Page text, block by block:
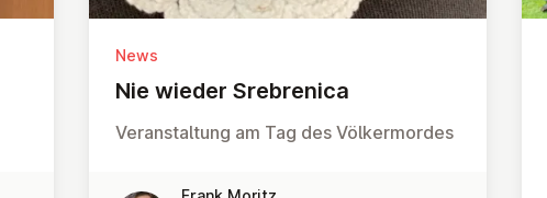
News
Nie wieder Sre­bre­ni­ca
Veranstaltung am Tag des Völkermordes